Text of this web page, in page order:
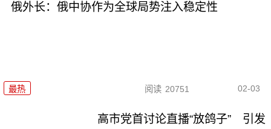
俄外长：俄中协作为全球局势注入稳定性
最热 阅读 20751 02-03
高市党首讨论直播“放鸽子” 引发